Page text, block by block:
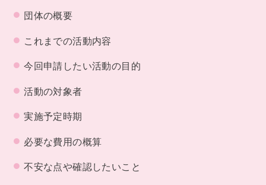
団体の概要
これまでの活動内容
今回申請したい活動の目的
活動の対象者
実施予定時期
必要な費用の概算
不安な点や確認したいこと